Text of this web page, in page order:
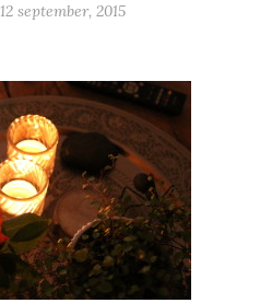
12 september, 2015